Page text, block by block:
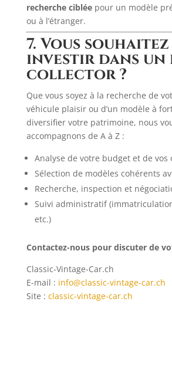
recherche cibléepour un modèle
ou à l’étranger.
7. Vous souhaitez
investir dans
collector ?
Que vous soyez à la recherche de
véhicule plaisir ou d’un modèle à
diversifier votre patrimoine, nous
accompagnons de A à Z :
Analyse de votre budget et de vos
Sélection de modèles cohérents
Recherche, inspection et
Suivi administratif
etc.)
Contactez-nous pour discuter de
Classic-Vintage-Car.ch
E-mail : info@classic-vintage-car.ch
Site : classic-vintage-car.ch